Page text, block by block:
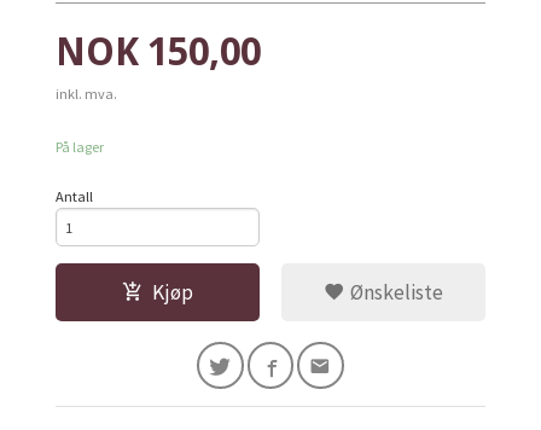
Pris
NOK 150,00
inkl. mva.
På lager
Antall
Kjøp Ønskeliste